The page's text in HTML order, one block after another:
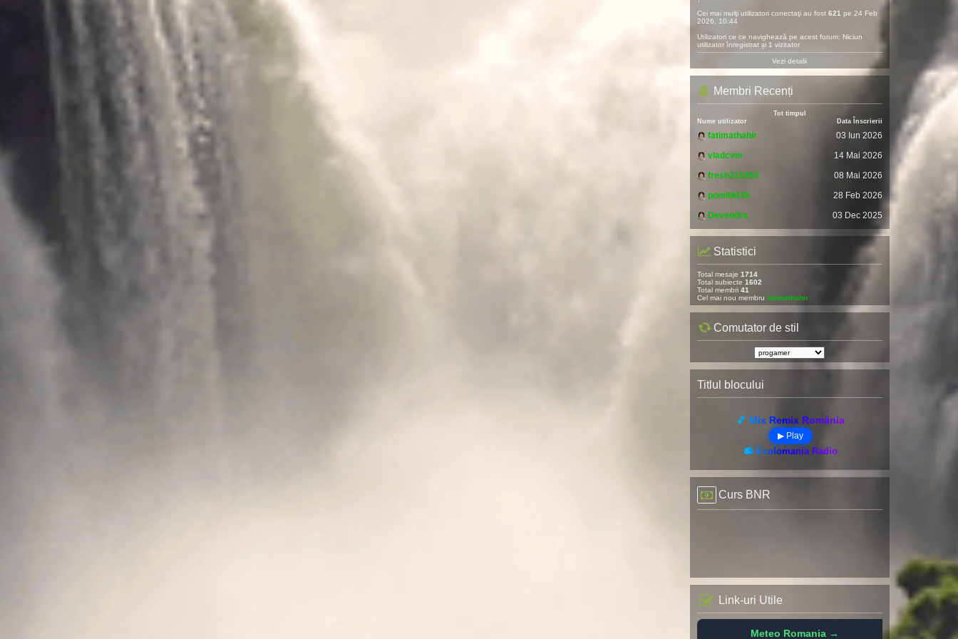
Cei mai mulţi utilizatori conectaţi au fost 621 pe 24 Feb
2026, 10:44
Utilizatori ce ce navighează pe acest forum: Niciun
utilizator înregistrat și 1 vizitator
Vezi detalii
Membri Recenți
Tot timpul
Nume utilizator
Data Înscrierii
fatimathahir
03 Iun 2026
vladcvm
14 Mai 2026
fresh215250
08 Mai 2026
pomitil436
28 Feb 2026
Devendra
03 Dec 2025
Statistici
Total mesaje 1714
Total subiecte 1602
Total membri 41
Cel mai nou membru fatimathahir
Comutator de stil
Titlul blocului
🎵 Mix Remix România
▶ Play
📻 Ecolomania Radio
Curs BNR
Link-uri Utile
Meteo Romania →